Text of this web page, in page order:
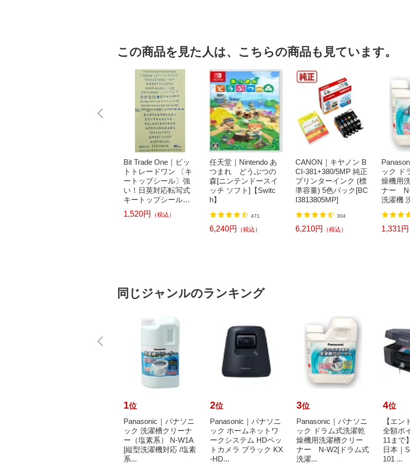
この商品を見た人は、こちらの商品も見ています。
Bit Trade One｜ビッ
トトレードワン 〔キ
ートップシール〕強
い！日英対応転写式
キートップシールセ
ット ブルー DYKTSB
L
1,520円 （税込）
任天堂｜Nintendo あ
つまれ どうぶつの
森[ニンテンドースイ
ッチ ソフト]【Switc
h】
471
6,240円 （税込）
CANON｜キヤノン B
CI-381+380/5MP 純正
プリンターインク (標
準容量) 5色パック[BC
I3813805MP]
304
6,210円 （税込）
ック ド
燥機用
ナー N-
洗濯機
1,331円
同じジャンルのランキング
1位
Panasonic｜パナソニ
ック 洗濯槽クリーナ
ー（塩素系） N-W1A
[縦型洗濯機対応 /塩素
系...
2位
Panasonic｜パナソニ
ック ホームネットワ
ークシステム HDペッ
トカメラ ブラック KX
-HD...
3位
Panasonic｜パナソニ
ック ドラム式洗濯乾
燥機用洗濯槽クリー
ナー N-W2[ドラム式
洗濯...
4位
【エン
全額ポ
11まで
日本｜
101 ...